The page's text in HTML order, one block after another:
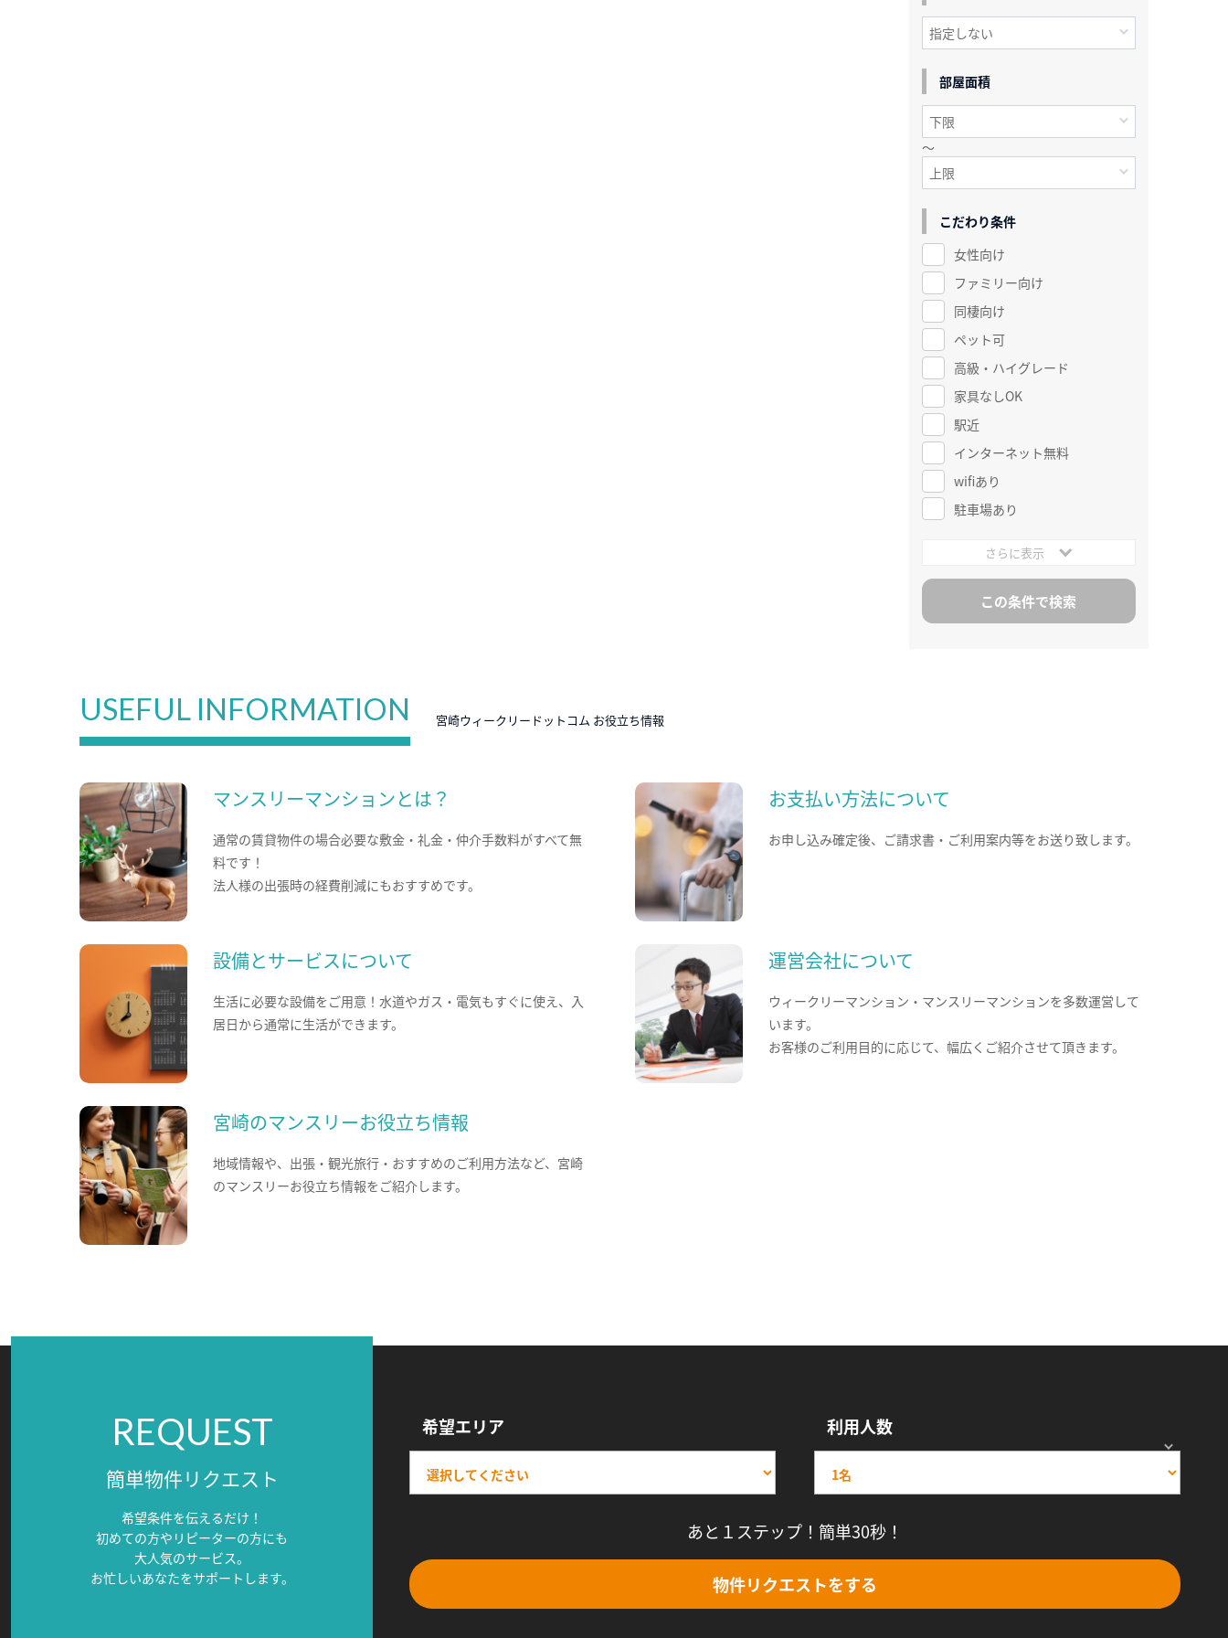
部屋面積
～
こだわり条件
女性向け
ファミリー向け
同棲向け
ペット可
高級・ハイグレード
家具なしOK
駅近
インターネット無料
wifiあり
駐車場あり
さらに表示
USEFUL INFORMATION 宮崎ウィークリードットコム お役立ち情報
マンスリーマンションとは？
通常の賃貸物件の場合必要な敷金・礼金・仲介手数料がすべて無
料です！
法人様の出張時の経費削減にもおすすめです。
お支払い方法について
お申し込み確定後、ご請求書・ご利用案内等をお送り致します。
設備とサービスについて
生活に必要な設備をご用意！水道やガス・電気もすぐに使え、入
居日から通常に生活ができます。
運営会社について
ウィークリーマンション・マンスリーマンションを多数運営して
います。
お客様のご利用目的に応じて、幅広くご紹介させて頂きます。
宮崎のマンスリーお役立ち情報
地域情報や、出張・観光旅行・おすすめのご利用方法など、宮崎
のマンスリーお役立ち情報をご紹介します。
REQUEST
簡単物件リクエスト
希望条件を伝えるだけ！
初めての方やリピーターの方にも
大人気のサービス。
お忙しいあなたをサポートします。
希望エリア 利用人数
あと１ステップ！簡単30秒！
物件リクエストをする